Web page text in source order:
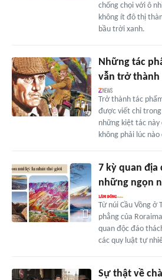
chống chọi với ô
không ít đô thị
bầu trời xanh.
Những tác
vẫn trở thành
Trở thành tác
được viết chỉ
những kiệt tác
không phải lúc
7 kỳ quan địa
những ngọn
Từ núi Cầu Vồng ở
phẳng của
quan độc đáo
các quy luật tự
Sự thật về